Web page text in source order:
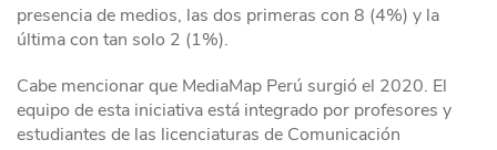
presencia de medios, las dos primeras con 8 (4%) y la
última con tan solo 2 (1%).
Cabe mencionar que MediaMap Perú surgió el 2020. El
equipo de esta iniciativa está integrado por profesores y
estudiantes de las licenciaturas de Comunicación